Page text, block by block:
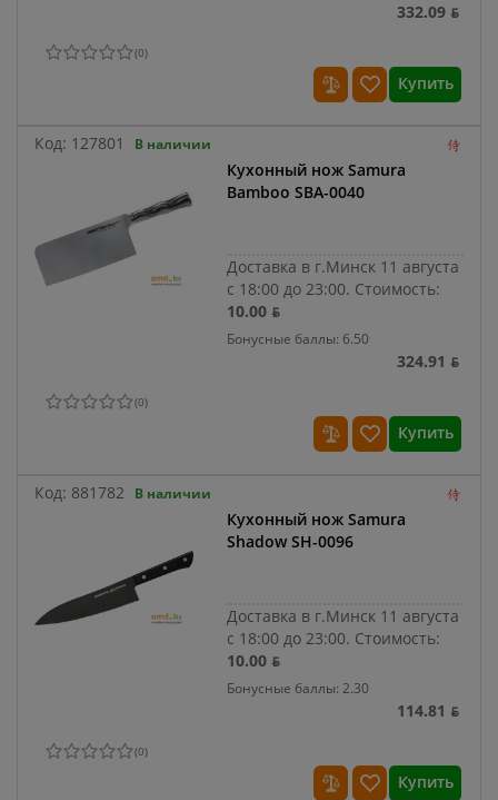
332.09 ƃ
(0)
Купить
Код: 127801 В наличии
Кухонный нож Samura
Bamboo SBA-0040
Доставка в г.Минск 11 августа
с 18:00 до 23:00. Стоимость:
10.00 ƃ
Бонусные баллы: 6.50
324.91 ƃ
(0)
Купить
Код: 881782 В наличии
Кухонный нож Samura
Shadow SH-0096
Доставка в г.Минск 11 августа
с 18:00 до 23:00. Стоимость:
10.00 ƃ
Бонусные баллы: 2.30
114.81 ƃ
(0)
Купить